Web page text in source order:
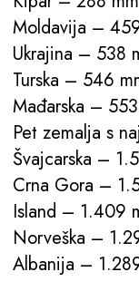
Moldavija –
Ukrajina – 538
Turska – 546
Mađarska –
Pet zemalja s
Švajcarska –
Crna Gora –
Island – 1.409
Norveška –
Albanija –